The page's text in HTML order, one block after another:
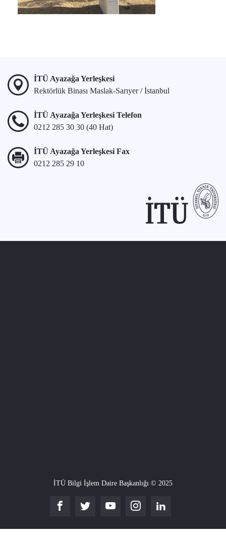
İTÜ Ayazağa Yerleşkesi
Rektörlük Binası Maslak-Sarıyer / İstanbul
İTÜ Ayazağa Yerleşkesi Telefon
0212 285 30 30 (40 Hat)
İTÜ Ayazağa Yerleşkesi Fax
0212 285 29 10
İTÜ Bilgi İşlem Daire Başkanlığı © 2025